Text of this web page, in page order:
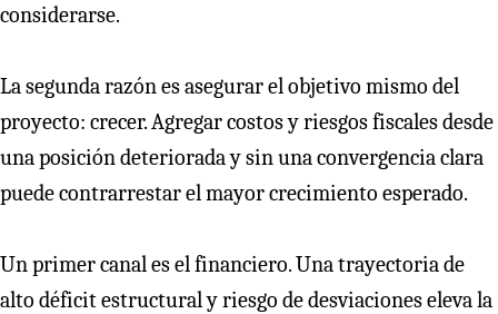
considerarse.
La segunda razón es asegurar el objetivo mismo del
proyecto: crecer. Agregar costos y riesgos fiscales desde
una posición deteriorada y sin una convergencia clara
puede contrarrestar el mayor crecimiento esperado.
Un primer canal es el financiero. Una trayectoria de
alto déficit estructural y riesgo de desviaciones eleva la